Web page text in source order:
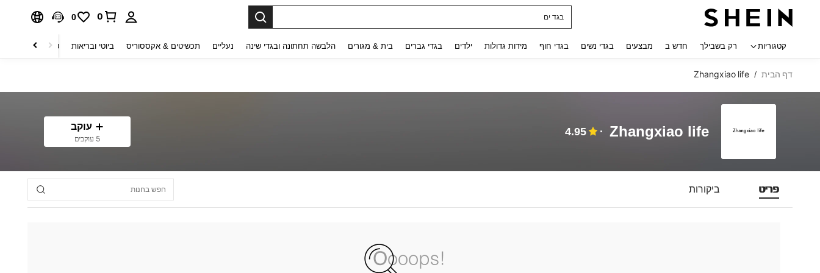
בגד ים
0
0
קטגוריות רק בשבילך חדש ב מבצעים בגדי נשים בגדי חוף מידות גדולות ילדים בגדי גברים בית & מגורים הלבשה תחתונה ובגדי שינה נעליים תכשיטים & אקססוריס ביוטי ובריאות טקסטיל לבית
דף הבית /
Zhangxiao life
Zhangxiao life
4.95 עוקב
5 עוקבים
פריט ביקורות